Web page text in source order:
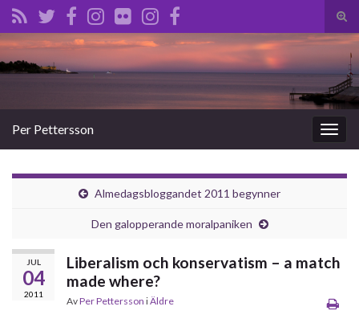
Slå
på/
Search for:
Slå
på/av
Per Pettersson
Almedagsbloggandet 2011 begynner
Den galopperande moralpaniken
JUL
04
2011
Liberalism och konservatism – a match
made where?
AvPer Pettersson iÄldre